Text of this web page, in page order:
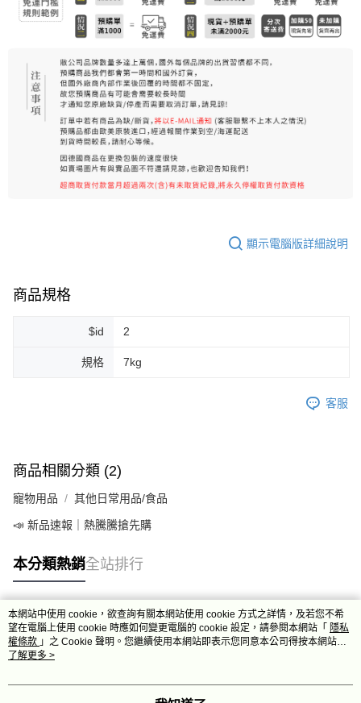
顯示電腦版詳細說明
商品規格
$id 2
規格 7kg
客服
商品相關分類 (2)
寵物用品 其他日常用品/食品
📣 新品速報｜熱騰騰搶先購
本分類熱銷全站排行
熱門標籤
本網站中使用 cookie，欲查詢有關本網站使用 cookie 方式之詳情，及若您不希
望在電腦上使用 cookie 時應如何變更電腦的 cookie 設定，請參閱本網站「 隱私
權條款 」之 Cookie 聲明。您繼續使用本網站即表示您同意本公司得按本網站使
用條款之 Cookie 聲明使用 cookie。
了解更多 >